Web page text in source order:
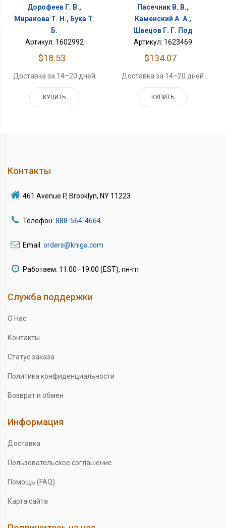
Дорофеев Г. В.,
Миракова Т. Н., Бука Т.
Б.
Артикул: 1602992
$18.53
Доставка за 14–20 дней
КУПИТЬ
Пасечник В. В.,
Каменский А. А.,
Швецов Г. Г. Под
Артикул: 1623469
$134.07
Доставка за 14–20 дней
КУПИТЬ
Контакты
461 Avenue P, Brooklyn, NY 11223
Телефон: 888-564-4664
Email: orders@kniga.com
Работаем: 11:00–19:00 (EST), пн-пт
Служба поддержки
О Нас
Контакты
Статус заказа
Политика конфиденциальности
Возврат и обмен
Информация
Доставка
Пользовательское соглашение
Помощь (FAQ)
Карта сайта